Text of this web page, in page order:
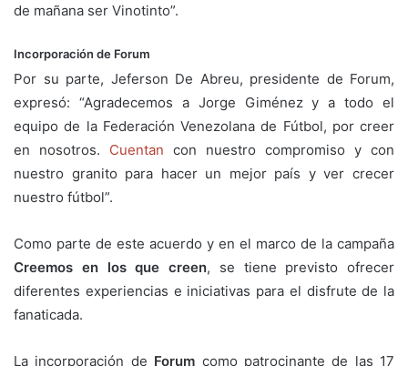
de mañana ser Vinotinto”.
Incorporación de Forum
Por su parte, Jeferson De Abreu, presidente de Forum,
expresó: “Agradecemos a Jorge Giménez y a todo el
equipo de la Federación Venezolana de Fútbol, por creer
en nosotros. Cuentan con nuestro compromiso y con
nuestro granito para hacer un mejor país y ver crecer
nuestro fútbol”.
Como parte de este acuerdo y en el marco de la campaña
Creemos en los que creen, se tiene previsto ofrecer
diferentes experiencias e iniciativas para el disfrute de la
fanaticada.
La incorporación de Forum como patrocinante de las 17